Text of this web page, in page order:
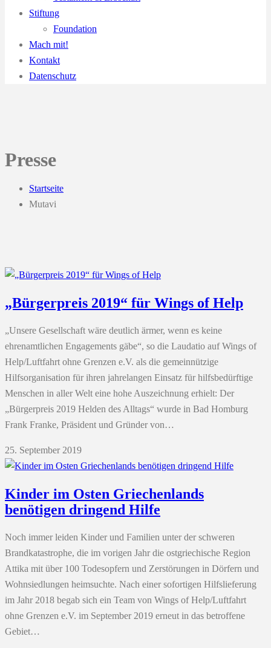
Stiftung
Foundation
Mach mit!
Kontakt
Datenschutz
Presse
Startseite
Mutavi
„Bürgerpreis 2019“ für Wings of Help
„Unsere Gesellschaft wäre deutlich ärmer, wenn es keine
ehrenamtlichen Engagements gäbe“, so die Laudatio auf Wings of
Help/Luftfahrt ohne Grenzen e.V. als die gemeinnützige
Hilfsorganisation für ihren jahrelangen Einsatz für hilfsbedürftige
Menschen in aller Welt eine hohe Auszeichnung erhielt: Der
„Bürgerpreis 2019 Helden des Alltags“ wurde in Bad Homburg
Frank Franke, Präsident und Gründer von…
25. September 2019
Kinder im Osten Griechenlands
benötigen dringend Hilfe
Noch immer leiden Kinder und Familien unter der schweren
Brandkatastrophe, die im vorigen Jahr die ostgriechische Region
Attika mit über 100 Todesopfern und Zerstörungen in Dörfern und
Wohnsiedlungen heimsuchte. Nach einer sofortigen Hilfslieferung
im Jahr 2018 begab sich ein Team von Wings of Help/Luftfahrt
ohne Grenzen e.V. im September 2019 erneut in das betroffene
Gebiet…